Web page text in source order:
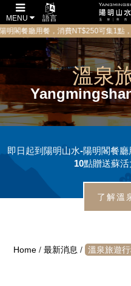
語言
MENU
用餐，消費NT$250可集1點，集滿
溫泉
即日起到陽明山水-陽明閣餐
10點贈送蘇活
了解溫
Home /最新消息 / 溫泉旅遊